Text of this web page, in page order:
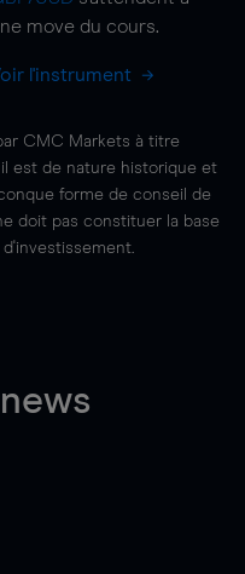
move du cours.
l'instrument
CMC Markets à titre
est de nature historique et
forme de conseil de
doit pas constituer la base